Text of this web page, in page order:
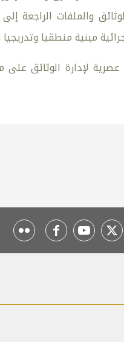
والملفات الراجعة
مبنية منطقيا
لإدارة الوثائق